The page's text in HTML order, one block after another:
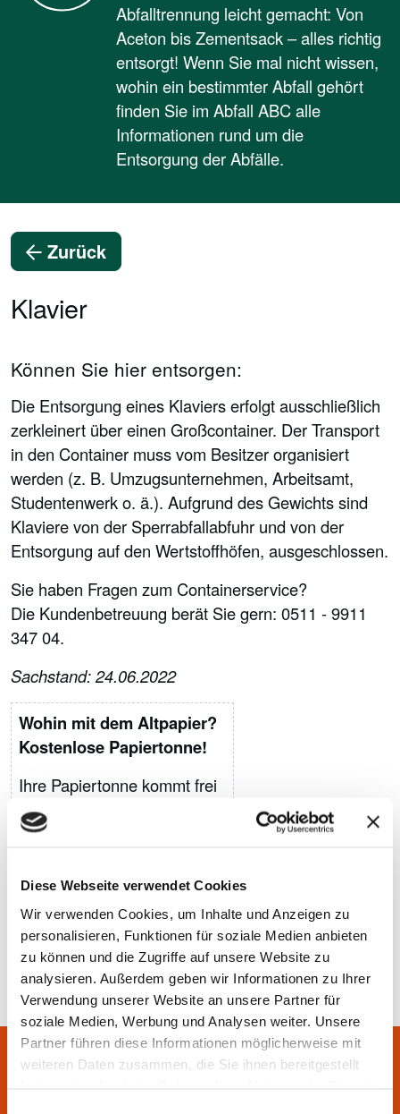
Diese Webseite verwendet Cookies
Wir verwenden Cookies, um Inhalte und Anzeigen zu
personalisieren, Funktionen für soziale Medien anbieten
zu können und die Zugriffe auf unsere Website zu
analysieren. Außerdem geben wir Informationen zu Ihrer
Verwendung unserer Website an unsere Partner für
soziale Medien, Werbung und Analysen weiter. Unsere
Partner führen diese Informationen möglicherweise mit
weiteren Daten zusammen, die Sie ihnen bereitgestellt
Abfalltrennung leicht gemacht: Von
Aceton bis Zementsack – alles richtig
entsorgt! Wenn Sie mal nicht wissen,
wohin ein bestimmter Abfall gehört
finden Sie im Abfall ABC alle
Informationen rund um die
Entsorgung der Abfälle.
Zurück
Klavier
Können Sie hier entsorgen:
Die Entsorgung eines Klaviers erfolgt ausschließlich
zerkleinert über einen Großcontainer. Der Transport
in den Container muss vom Besitzer organisiert
werden (z. B. Umzugsunternehmen, Arbeitsamt,
Studentenwerk o. ä.). Aufgrund des Gewichts sind
Klaviere von der Sperrabfallabfuhr und von der
Entsorgung auf den Wertstoffhöfen, ausgeschlossen.
Sie haben Fragen zum Containerservice?
Die Kundenbetreuung berät Sie gern: 0511 - 9911
347 04.
Sachstand: 24.06.2022
Wohin mit dem Altpapier?
Kostenlose Papiertonne!
Ihre Papiertonne kommt frei
Haus zu Ihnen und wird ab
dann kostenlos für Sie von
Tonnehier online bestellen.
Mehr Infos zur Papiertonne